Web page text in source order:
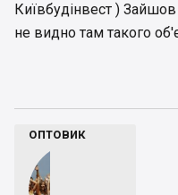
Київбудінвест ) Зайшов
не видно там такого
оптовик